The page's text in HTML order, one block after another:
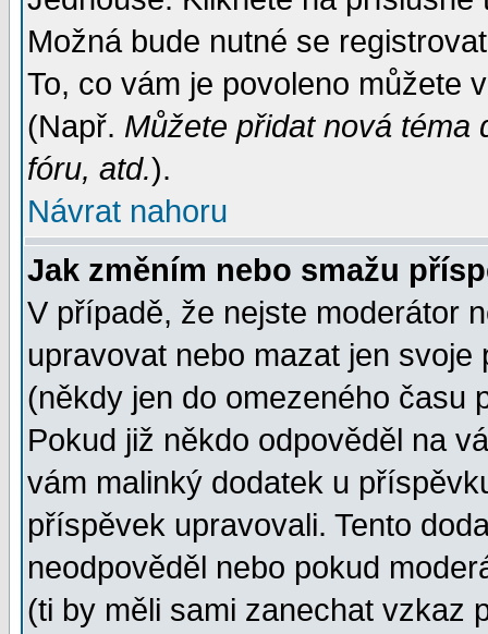
Možná bude nutné se
To, co vám je povoleno můžete
(Např. Můžete přidat nová téma
fóru, atd.).
Návrat nahoru
Jak změním nebo smažu
V případě, že nejste moderátor
upravovat nebo mazat jen
(někdy jen do omezeného
Pokud již někdo odpověděl na
vám malinký dodatek u
příspěvek upravovali. Tento
neodpověděl nebo pokud
(ti by měli sami zanechat vzkaz